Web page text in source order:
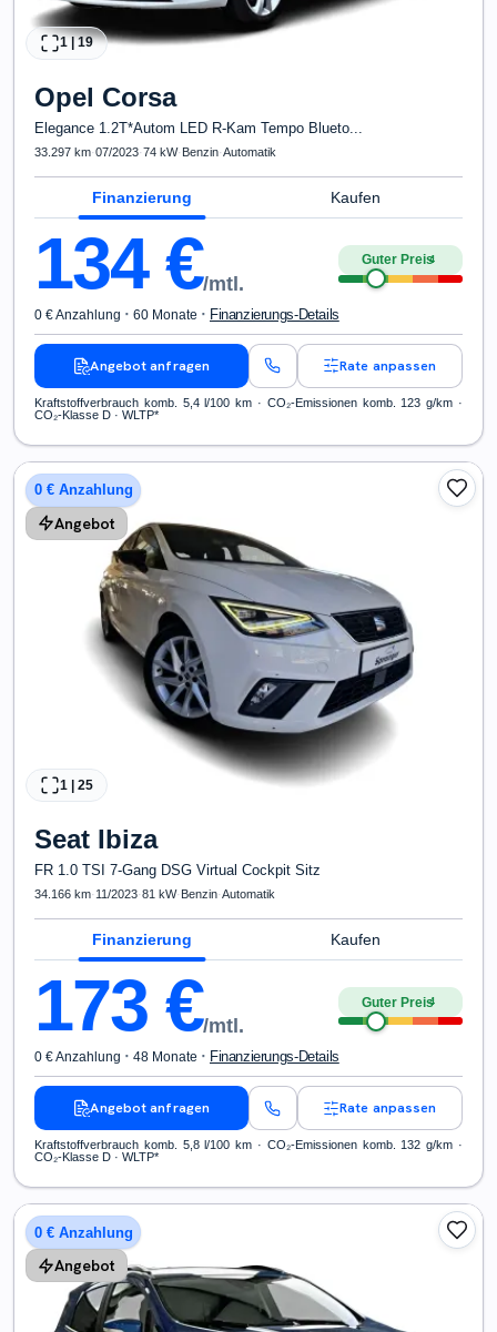
1 |19
Opel Corsa
Elegance 1.2T*Autom LED R-Kam Tempo Blueto...
33.297 km·07/2023·74 kW· Benzin·Automatik
Finanzierung Kaufen
134€/mtl.
Guter Preis4
0 € Anzahlung · 60 Monate · Finanzierungs-Details
Angebot anfragen Rate anpassen
Kraftstoffverbrauch komb. 5,4 l/100 km · CO₂-Emissionen komb. 123 g/km ·
CO₂-Klasse D · WLTP*
0 € Anzahlung
Angebot
1 | 25
Seat Ibiza
FR 1.0 TSI 7-Gang DSG Virtual Cockpit Sitz
34.166 km· 11/2023·81 kW· Benzin·Automatik
Finanzierung Kaufen
173 €/mtl.
Guter Preis4
0 € Anzahlung · 48 Monate · Finanzierungs-Details
Angebot anfragen Rate anpassen
Kraftstoffverbrauch komb. 5,8 l/100 km · CO₂-Emissionen komb. 132 g/km ·
CO₂-Klasse D · WLTP*
0 € Anzahlung
Angebot